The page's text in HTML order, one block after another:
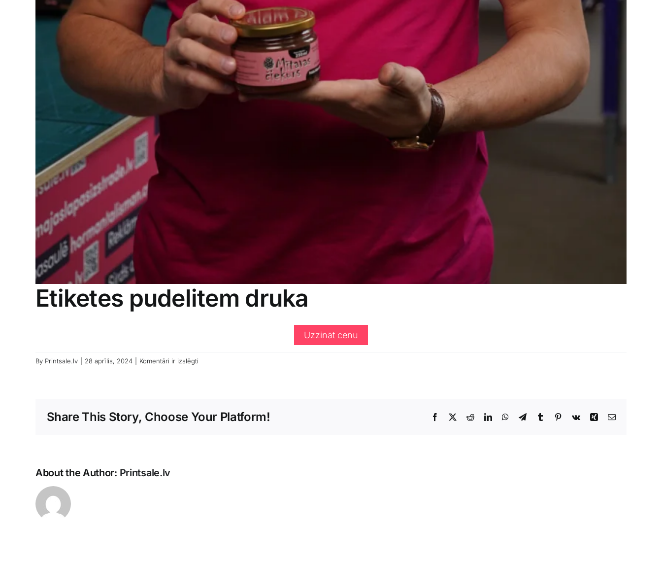
Etiketes pudelitem druka
Uzzināt cenu
By Printsale.lv 28 aprīlis, 2024 Komentāri ir izslēgti
Share This Story, Choose Your Platform! Facebook
X RedditLinkedInWhatsApp
TelegramTumblrPinterest
Vk Xing Email
About the Author: Printsale.lv